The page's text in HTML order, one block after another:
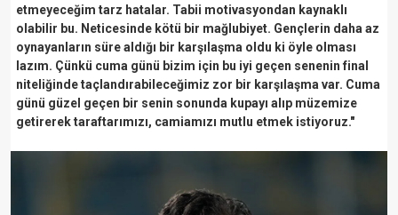
etmeyeceğim tarz hatalar. Tabii motivasyondan kaynaklı
olabilir bu. Neticesinde kötü bir mağlubiyet. Gençlerin daha az
oynayanların süre aldığı bir karşılaşma oldu ki öyle olması
lazım. Çünkü cuma günü bizim için bu iyi geçen senenin final
niteliğinde taçlandırabileceğimiz zor bir karşılaşma var. Cuma
günü güzel geçen bir senin sonunda kupayı alıp müzemize
getirerek taraftarımızı, camiamızı mutlu etmek istiyoruz."